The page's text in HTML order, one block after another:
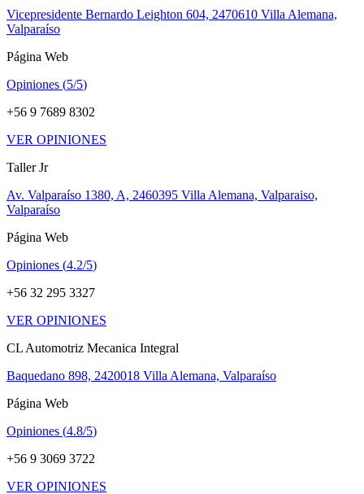
Vicepresidente Bernardo Leighton 604, 2470610 Villa Alemana,
Valparaíso
Página Web
Opiniones (5/5)
+56 9 7689 8302
VER OPINIONES
Taller Jr
Av. Valparaíso 1380, A, 2460395 Villa Alemana, Valparaiso,
Valparaíso
Página Web
Opiniones (4.2/5)
+56 32 295 3327
VER OPINIONES
CL Automotriz Mecanica Integral
Baquedano 898, 2420018 Villa Alemana, Valparaíso
Página Web
Opiniones (4.8/5)
+56 9 3069 3722
VER OPINIONES